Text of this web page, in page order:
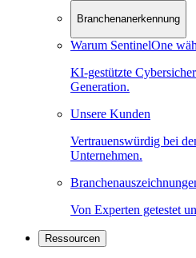
Branchenanerkennung
Warum SentinelOne
KI-gestützte
Generation.
Unsere Kunden
Vertrauenswürdig bei
Unternehmen.
Von Experten getestet
Ressourcen